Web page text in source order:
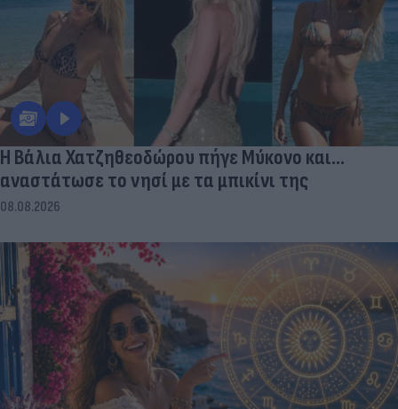
Η Βάλια Χατζηθεοδώρου πήγε Μύκονο και...
αναστάτωσε το νησί με τα μπικίνι της
08.08.2026